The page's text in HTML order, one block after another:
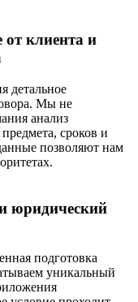
от клиента и
детальное
Мы не
анализ
сроков и
позволяют нам
юридический
подготовка
уникальный